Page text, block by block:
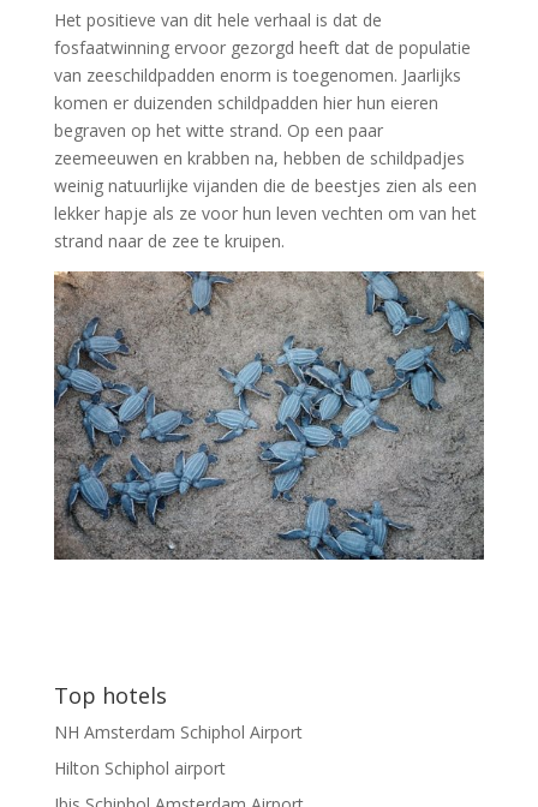
Het positieve van dit hele verhaal is dat de
fosfaatwinning ervoor gezorgd heeft dat de populatie
van zeeschildpadden enorm is toegenomen. Jaarlijks
komen er duizenden schildpadden hier hun eieren
begraven op het witte strand. Op een paar
zeemeeuwen en krabben na, hebben de schildpadjes
weinig natuurlijke vijanden die de beestjes zien als een
lekker hapje als ze voor hun leven vechten om van het
strand naar de zee te kruipen.
Top hotels
NH Amsterdam Schiphol Airport
Hilton Schiphol airport